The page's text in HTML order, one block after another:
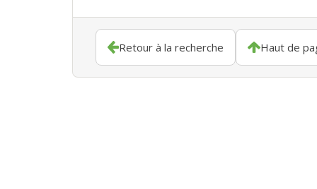
Retour à la recherche Haut de